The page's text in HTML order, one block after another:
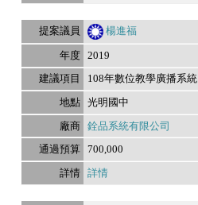
楊進福
2019
108年數位教學廣播系統
光明國中
銓品系統有限公司
700,000
詳情